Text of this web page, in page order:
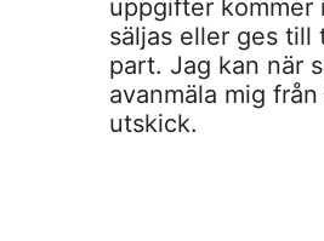
uppgifter kommer
säljas eller ges till
part. Jag kan när
avanmäla mig
utskick.